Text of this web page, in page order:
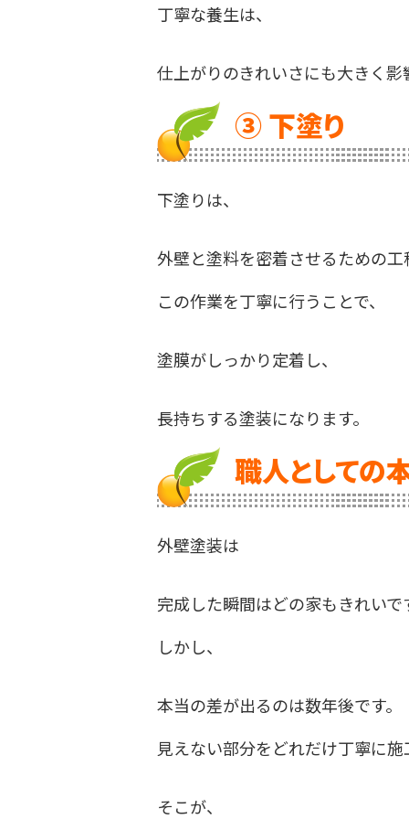
丁寧な養生は、
仕上がりのきれいさにも大きく影
③ 下塗り
下塗りは、
外壁と塗料を密着させるための工
この作業を丁寧に行うことで、
塗膜がしっかり定着し、
長持ちする塗装になります。
職人としての
外壁塗装は
完成した瞬間はどの家もきれいで
しかし、
本当の差が出るのは数年後です。
見えない部分をどれだけ丁寧に施
そこが、